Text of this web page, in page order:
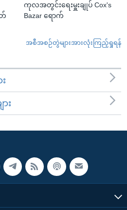
ကုလအတွင်းရေးမှူးချုပ် Cox's
Bazar ရောက်
အစီအစဉ်တွဲများအားလုံးကြည့်ရှုရန်
း